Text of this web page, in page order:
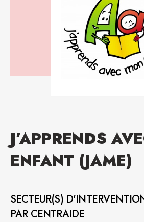
J’APPRENDS
ENFANT (JAME)
SECTEUR(S)
PAR CENTRAIDE